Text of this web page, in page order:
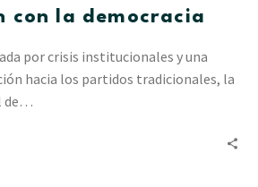
su
con
la
con la democracia
por crisis institucionales y una
hacia los partidos tradicionales, la
de…